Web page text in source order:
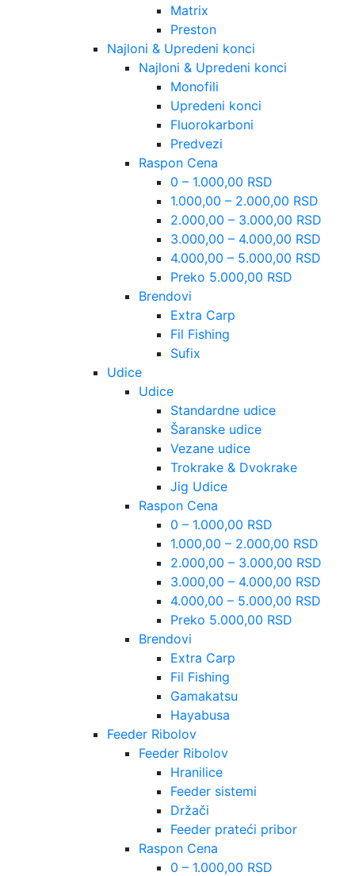
Matrix
Preston
Najloni & Upredeni konci
Najloni & Upredeni konci
Monofili
Upredeni konci
Fluorokarboni
Predvezi
Raspon Cena
0 – 1.000,00 RSD
1.000,00 – 2.000,00 RSD
2.000,00 – 3.000,00 RSD
3.000,00 – 4.000,00 RSD
4.000,00 – 5.000,00 RSD
Preko 5.000,00 RSD
Brendovi
Extra Carp
Fil Fishing
Sufix
Udice
Udice
Standardne udice
Šaranske udice
Vezane udice
Trokrake & Dvokrake
Jig Udice
Raspon Cena
0 – 1.000,00 RSD
1.000,00 – 2.000,00 RSD
2.000,00 – 3.000,00 RSD
3.000,00 – 4.000,00 RSD
4.000,00 – 5.000,00 RSD
Preko 5.000,00 RSD
Brendovi
Extra Carp
Fil Fishing
Gamakatsu
Hayabusa
Feeder Ribolov
Feeder Ribolov
Hranilice
Feeder sistemi
Držači
Feeder prateći pribor
Raspon Cena
0 – 1.000,00 RSD